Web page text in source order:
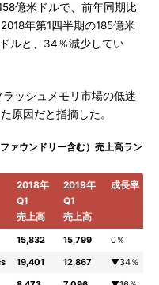
億米ドルで、前年同期比
年第1四半期の185億米
ルと、34％減少してい
ッシュメモリ市場の低迷
原因だと指摘した。
ァウンドリー含む）売上高ラン
2018年
Q1
売上高
2019年
Q1
売上高
成長率
15,832 15,799
0％
19,401 12,867
▼34％